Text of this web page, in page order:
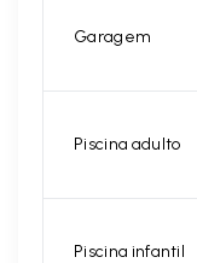
Garagem
Piscina adulto
Piscina infantil